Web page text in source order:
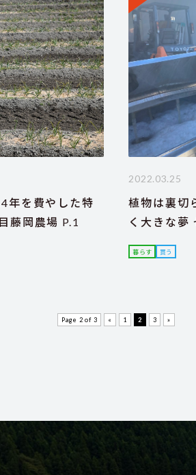
年を費やした特
藤岡農場 P.1
2022.03.25
植物は裏切
く大きな夢
暮らす 買う
Page 2 of 3 « 1 2 3 »